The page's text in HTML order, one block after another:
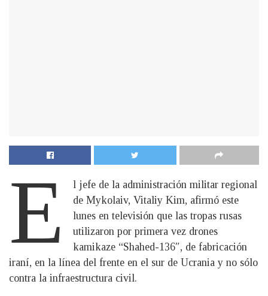
E
l jefe de la administración militar regional
de Mykolaiv, Vitaliy Kim, afirmó este
lunes en televisión que las tropas rusas
utilizaron por primera vez drones
kamikaze “Shahed-136″, de fabricación
iraní, en la línea del frente en el sur de Ucrania y no sólo
contra la infraestructura civil.